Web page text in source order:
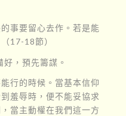
事要留心去作。若是能
17-18節）
好，預先籌謀。
行的時候。當基本信仰
羞辱時，便不能妥協求
當主動權在我們這一方